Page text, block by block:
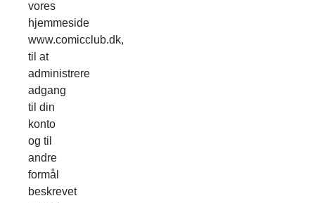
vores
hjemmeside
www.comicclub.dk,
til at
administrere
adgang
til din
konto
og til
andre
formål
beskrevet